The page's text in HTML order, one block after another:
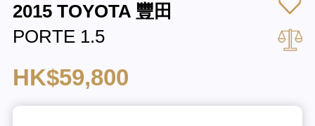
2015 TOYOTA 豐田
PORTE 1.5
HK$59,800